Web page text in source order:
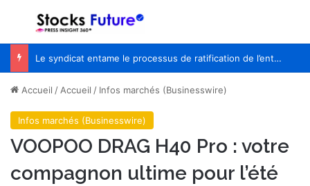
Menu
Le syndicat entame le processus de ratification de l’entente de principe avec WestJet
Accueil /Accueil / Infos marchés (Businesswire)
Infos marchés (Businesswire)
VOOPOO DRAG H40 Pro : votre
compagnon ultime pour l’été